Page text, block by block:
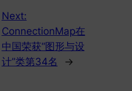
Next:
ConnectionMap在
中国荣获“图形与设
计”类第34名
→